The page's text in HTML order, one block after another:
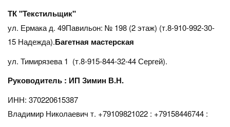
ТК "Текстильщик"
ул. Ермака д. 49Павильон: № 198 (2 этаж) (т.8-910-992-30-
15 Надежда).Багетная мастерская
ул. Тимирязева 1 (т.8-915-844-32-44 Сергей).
Руководитель : ИП Зимин В.Н.
ИНН: 370220615387
Владимир Николаевич т. +79109821022 : +79158446744 :